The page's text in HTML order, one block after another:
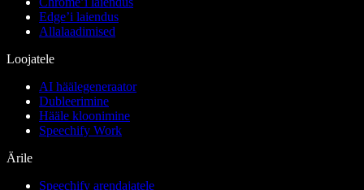
Edge’i laiendus
Allalaadimised
Loojatele
AI häälegeneraator
Dubleerimine
Hääle kloonimine
Speechify Work
Ärile
Speechify arendajatele